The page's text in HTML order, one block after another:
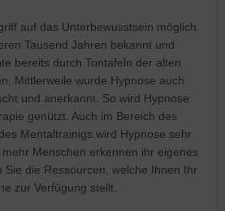
auf das Unterbewusstsein möglich.
Tausend Jahren bekannt und
bereits durch Tontafeln der alten
Mittlerweile wurde Hypnose auch
und anerkannt. So wird Hypnose
genützt. Auch im Bereich des
Mentaltrainigs wird Hypnose sehr
Menschen erkennen ihr eigenes
Sie die Ressourcen, welche Ihnen Ihr
zur Verfügung stellt.